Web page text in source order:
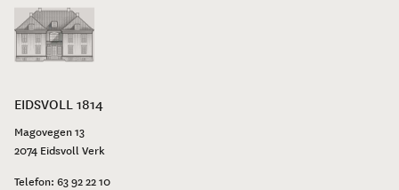
EIDSVOLL 1814
Magovegen 13
2074 Eidsvoll Verk
Telefon: 63 92 22 10